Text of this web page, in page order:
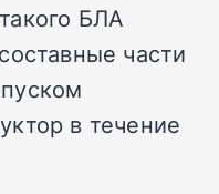
БЛА
части
в течение